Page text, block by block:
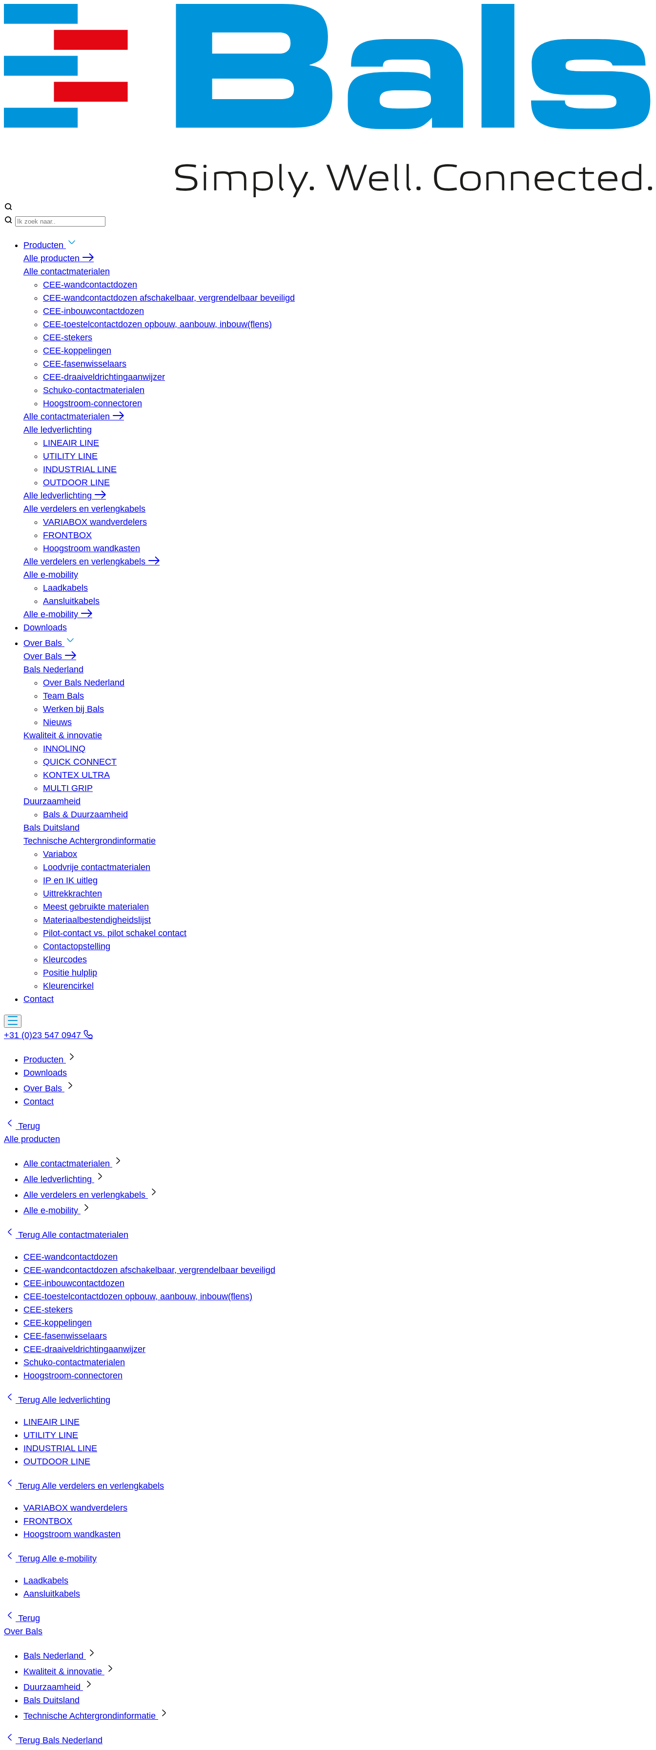
Producten
Alle producten
Alle contactmaterialen
CEE-wandcontactdozen
CEE-wandcontactdozen afschakelbaar, vergrendelbaar beveiligd
CEE-inbouwcontactdozen
CEE-toestelcontactdozen opbouw, aanbouw, inbouw(flens)
CEE-stekers
CEE-koppelingen
CEE-fasenwisselaars
CEE-draaiveldrichtingaanwijzer
Schuko-contactmaterialen
Hoogstroom-connectoren
Alle contactmaterialen
Alle ledverlichting
LINEAIR LINE
UTILITY LINE
INDUSTRIAL LINE
OUTDOOR LINE
Alle ledverlichting
Alle verdelers en verlengkabels
VARIABOX wandverdelers
FRONTBOX
Hoogstroom wandkasten
Alle verdelers en verlengkabels
Alle e-mobility
Laadkabels
Aansluitkabels
Alle e-mobility
Downloads
Over Bals
Over Bals
Bals Nederland
Over Bals Nederland
Team Bals
Werken bij Bals
Nieuws
Kwaliteit & innovatie
INNOLINQ
QUICK CONNECT
KONTEX ULTRA
MULTI GRIP
Duurzaamheid
Bals & Duurzaamheid
Bals Duitsland
Technische Achtergrondinformatie
Variabox
Loodvrije contactmaterialen
IP en IK uitleg
Uittrekkrachten
Meest gebruikte materialen
Materiaalbestendigheidslijst
Pilot-contact vs. pilot schakel contact
Contactopstelling
Kleurcodes
Positie hulplip
Kleurencirkel
Contact
+31 (0)23 547 0947
Producten
Downloads
Over Bals
Contact
Terug
Alle producten
Alle contactmaterialen
Alle ledverlichting
Alle verdelers en verlengkabels
Alle e-mobility
Terug Alle contactmaterialen
CEE-wandcontactdozen
CEE-wandcontactdozen afschakelbaar, vergrendelbaar beveiligd
CEE-inbouwcontactdozen
CEE-toestelcontactdozen opbouw, aanbouw, inbouw(flens)
CEE-stekers
CEE-koppelingen
CEE-fasenwisselaars
CEE-draaiveldrichtingaanwijzer
Schuko-contactmaterialen
Hoogstroom-connectoren
Terug Alle ledverlichting
LINEAIR LINE
UTILITY LINE
INDUSTRIAL LINE
OUTDOOR LINE
Terug Alle verdelers en verlengkabels
VARIABOX wandverdelers
FRONTBOX
Hoogstroom wandkasten
Terug Alle e-mobility
Laadkabels
Aansluitkabels
Terug
Over Bals
Bals Nederland
Kwaliteit & innovatie
Duurzaamheid
Bals Duitsland
Technische Achtergrondinformatie
Terug Bals Nederland